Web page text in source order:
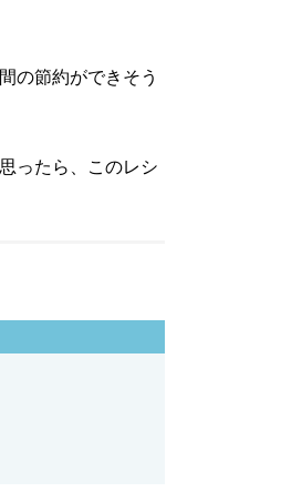
の節約ができそう
ったら、このレシ